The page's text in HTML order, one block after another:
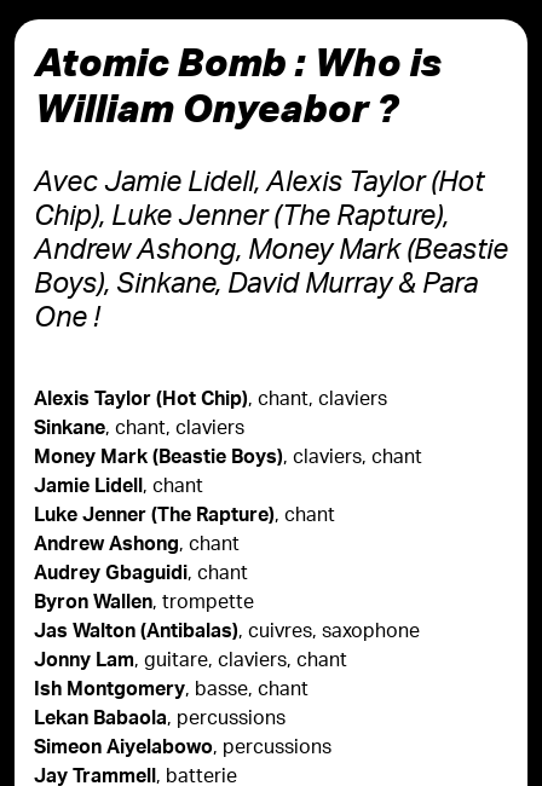
Atomic Bomb : Who is
William Onyeabor ?
Avec Jamie Lidell, Alexis Taylor (Hot
Chip), Luke Jenner (The Rapture),
Andrew Ashong, Money Mark (Beastie
Boys), Sinkane, David Murray & Para
One !
Alexis Taylor (Hot Chip), chant, claviers
Sinkane, chant, claviers
Money Mark (Beastie Boys), claviers, chant
Jamie Lidell, chant
Luke Jenner (The Rapture), chant
Andrew Ashong, chant
Audrey Gbaguidi, chant
Byron Wallen, trompette
Jas Walton (Antibalas), cuivres, saxophone
Jonny Lam, guitare, claviers, chant
Ish Montgomery, basse, chant
Lekan Babaola, percussions
Simeon Aiyelabowo,percussions